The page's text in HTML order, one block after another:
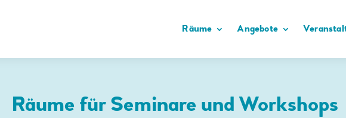
Räume Angebote
Räume für Seminare und Workshops